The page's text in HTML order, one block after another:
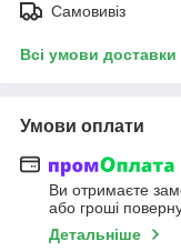
Самовивіз
Всі умови доставки
Умови оплати
Ви отримаєте
або гроші
Детальніше